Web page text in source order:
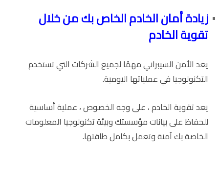
زيادة أمان الخادم الخاص بك من خلال
تقوية الخادم
يعد الأمن السيبراني مهمًا لجميع الشركات التي تستخدم
التكنولوجيا في عملياتها اليومية.
يعد تقوية الخادم ، على وجه الخصوص ، عملية أساسية
للحفاظ على بيانات مؤسستك وبيئة تكنولوجيا المعلومات
الخاصة بك آمنة وتعمل بكامل طاقتها.